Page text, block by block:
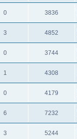
0 3836
3 4852
0 3744
1 4308
0 4179
6 7232
3 5244